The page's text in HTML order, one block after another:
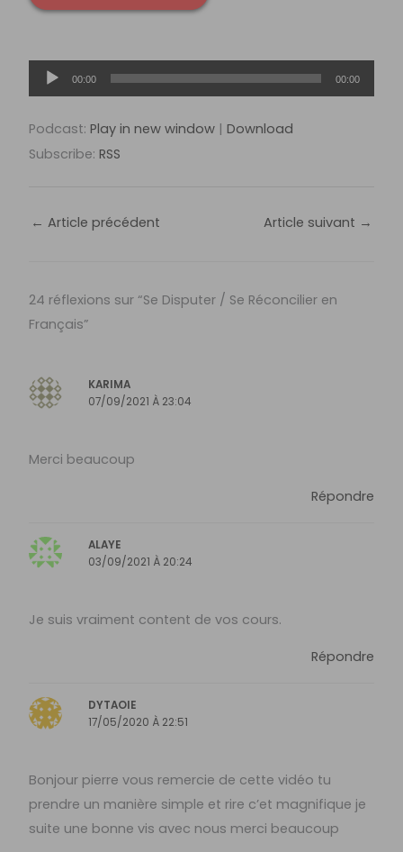
Lecteur
audio
00:00 00:00
Podcast:Play in new window |Download
Subscribe:RSS
← Article précédent Article suivant →
24 réflexions sur “Se Disputer / Se Réconcilier en
Français”
KARIMA
07/09/2021 À 23:04
Merci beaucoup
Répondre
ALAYE
03/09/2021 À 20:24
Je suis vraiment content de vos cours.
Répondre
DYTAOIE
17/05/2020 À 22:51
Bonjour pierre vous remercie de cette vidéo tu
prendre un manière simple et rire c’et magnifique je
suite une bonne vis avec nous merci beaucoup